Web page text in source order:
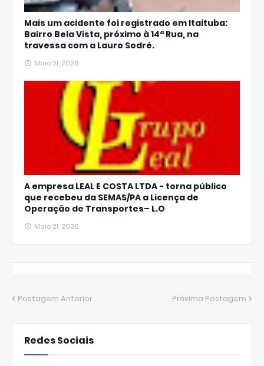
Mais um acidente foi registrado em Itaituba:
Bairro Bela Vista, próximo à 14ª Rua, na
travessa com a Lauro Sodré.
Maio 21, 2026
A empresa LEAL E COSTA LTDA - torna público
que recebeu da SEMAS/PA a Licença de
Operação de Transportes– L.O
Maio 21, 2026
Postagem Anterior Próxima Postagem
Redes Sociais